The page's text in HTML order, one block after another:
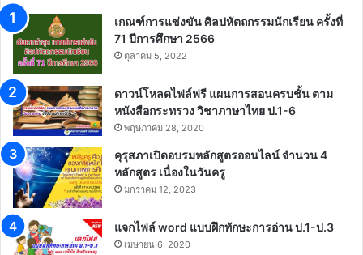
เกณฑ์การแข่งขัน ศิลปหัตถกรรมนักเรียน ครั้งที่
71 ปีการศึกษา 2566
ตุลาคม 5, 2022
ดาวน์โหลดไฟล์ฟรี แผนการสอนครบชั้น ตาม
หนังสือกระทรวง วิชาภาษาไทย ป.1-6
พฤษภาคม 28, 2020
คุรุสภาเปิดอบรมหลักสูตรออนไลน์ จำนวน 4
หลักสูตร เนื่องในวันครู
มกราคม 12, 2023
แจกไฟล์ word แบบฝึกทักษะการอ่าน ป.1-ป.3
เมษายน 6, 2020